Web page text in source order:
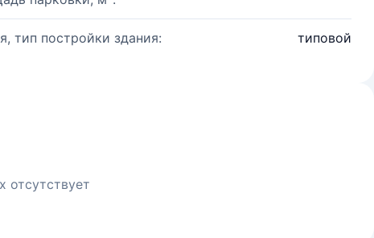
тип постройки здания: типовой
отсутствует